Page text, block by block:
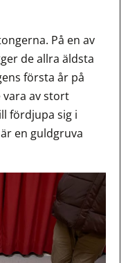
På en av
de allra äldsta
första år på
av stort
fördjupa sig i
en guldgruva